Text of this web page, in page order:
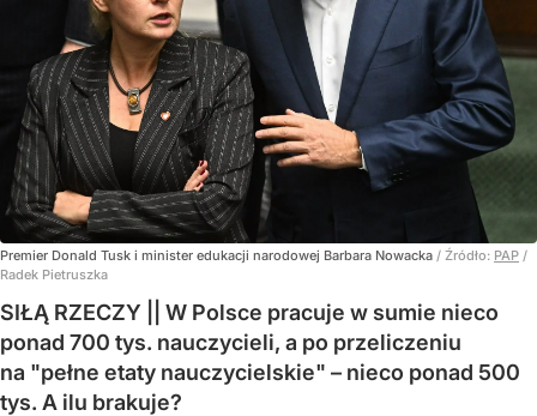
Premier Donald Tusk i minister edukacji narodowej Barbara Nowacka / Źródło: PAP /
Radek Pietruszka
SIŁĄ RZECZY || W Polsce pracuje w sumie nieco
ponad 700 tys. nauczycieli, a po przeliczeniu
na "pełne etaty nauczycielskie" – nieco ponad 500
tys. A ilu brakuje?